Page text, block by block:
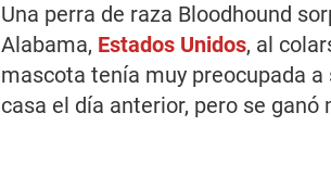
Una perra de raza Bloodhound
Alabama, Estados Unidos, al
mascota tenía muy preocupada
casa el día anterior, pero se